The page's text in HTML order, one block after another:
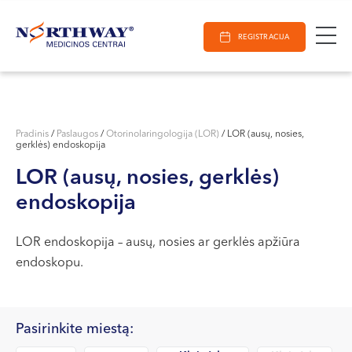
Darbo laikas
Darbo laikas:
I-V 07:30 - 20:30
VI 09:00 - 15:00
Kaunas
Miško g. 25A
Paieška REGISTRACIJA
E-Registracija
Pradinis / Paslaugos / Otorinolaringologija (LOR) / LOR (ausų, nosies,
gerklės) endoskopija
LOR (ausų, nosies, gerklės)
endoskopija
LOR endoskopija – ausų, nosies ar gerklės apžiūra
endoskopu.
Pasirinkite miestą: